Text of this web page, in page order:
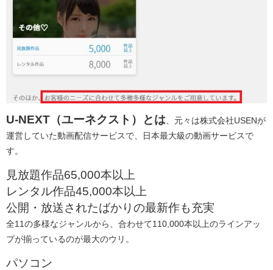
U-NEXT（ユーネクスト）とは 、元々は株式会社USENが
運営していた動画配信サービスで、日本最大級の動画サービスで
す。
見放題作品65,000本以上
レンタル作品45,000本以上
公開・放送されたばかりの最新作も充実
全11の多様なジャンルから、合わせて110,000本以上のラインアッ
プが揃っているのが最大のウリ。
パソコン